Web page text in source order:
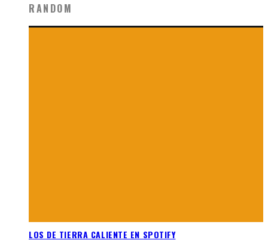
RANDOM
LOS DE TIERRA CALIENTE EN SPOTIFY